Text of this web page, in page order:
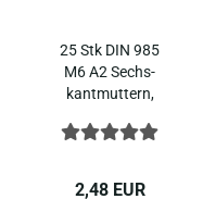
25 Stk DIN 985
M6 A2 Sechs­
kant­mut­tern,
nied­ri­ge Form
Edel­stahl
2,48 EUR